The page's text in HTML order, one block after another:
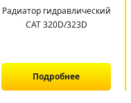
Радиатор гидравлический
CAT 320D/323D
Подробнее